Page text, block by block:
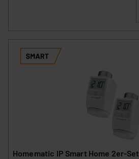
Homematic IP Smart Home 2er-Set